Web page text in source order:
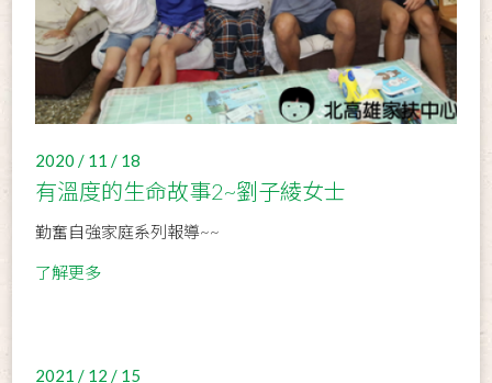
2020 / 11 / 18
有溫度的生命故事2~劉子綾女士
勤奮自強家庭系列報導~~
了解更多
2021 / 12 / 15